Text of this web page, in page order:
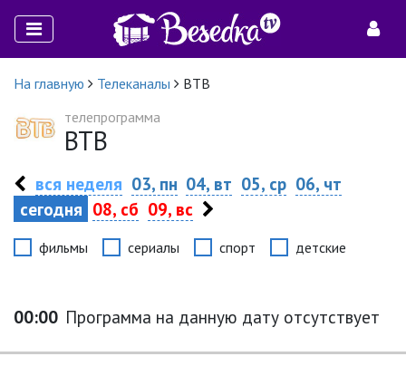
На главную Телеканалы
ВТВ
телепрограмма
ВТВ
вся неделя 03, пн 04, вт 05, ср 06, чт
сегодня 08, сб 09, вс
фильмы сериалы спорт детские
00:00 Программа на данную дату отсутствует